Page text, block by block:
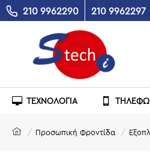
210 9962290 210 9962297
ΤΕΧΝΟΛΟΓΙΑ
Προσωπική Φροντίδα